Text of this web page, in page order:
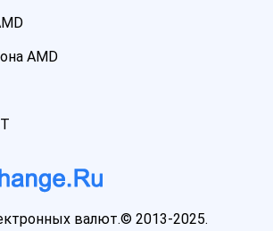
AMD
валют.© 2013-2025.